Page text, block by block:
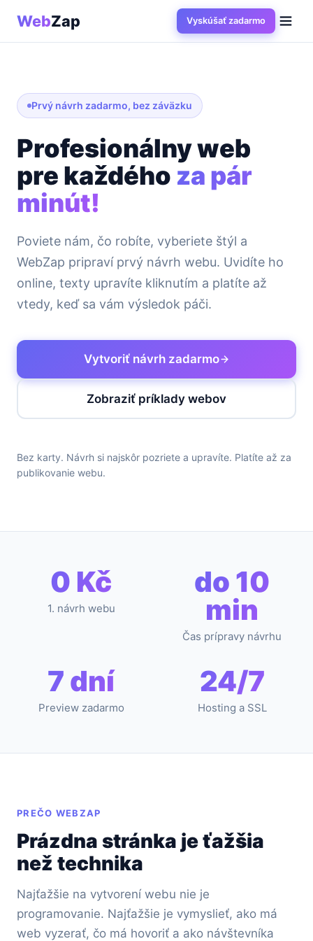
WebZap Vyskúšať zadarmo
Prvý návrh zadarmo, bez záväzku
Profesionálny web
pre každého za pár
minút!
Poviete nám, čo robíte, vyberiete štýl a
WebZap pripraví prvý návrh webu. Uvidíte ho
online, texty upravíte kliknutím a platíte až
vtedy, keď sa vám výsledok páči.
Vytvoriť návrh zadarmo
Zobraziť príklady webov
Bez karty. Návrh si najskôr pozriete a upravíte. Platíte až za
publikovanie webu.
0 Kč
1. návrh webu
do 10
min
Čas prípravy návrhu
7 dní
Preview zadarmo
24/7
Hosting a SSL
PREČO WEBZAP
Prázdna stránka je ťažšia
než technika
Najťažšie na vytvorení webu nie je
programovanie. Najťažšie je vymyslieť, ako má
web vyzerať, čo má hovoriť a ako návštevníka